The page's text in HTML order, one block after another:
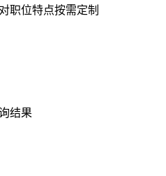
职位特点按需定制
结果